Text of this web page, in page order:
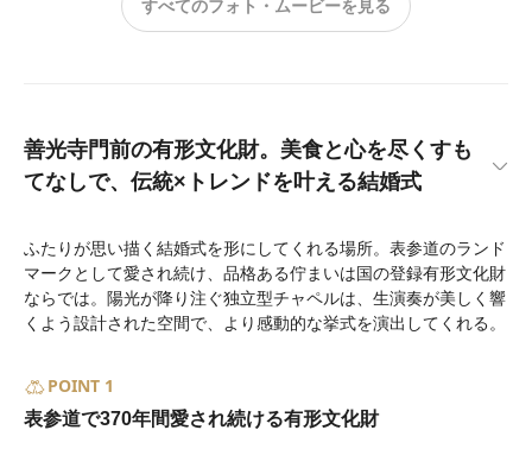
すべてのフォト・ムービーを見る
善光寺門前の有形文化財。美食と心を尽くすも
てなしで、伝統×トレンドを叶える結婚式
ふたりが思い描く結婚式を形にしてくれる場所。表参道のランド
マークとして愛され続け、品格ある佇まいは国の登録有形文化財
ならでは。陽光が降り注ぐ独立型チャペルは、生演奏が美しく響
くよう設計された空間で、より感動的な挙式を演出してくれる。
POINT 1
表参道で370年間愛され続ける有形文化財